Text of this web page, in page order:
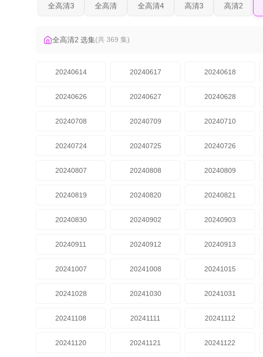
全高清3 全高清 全高清4 高清3 高清2
全高清2 选集(共 369 集)
20240614 20240617 20240618
20240626 20240627 20240628
20240708 20240709 20240710
20240724 20240725 20240726
20240807 20240808 20240809
20240819 20240820 20240821
20240830 20240902 20240903
20240911 20240912 20240913
20241007 20241008 20241015
20241028 20241030 20241031
20241108 20241111 20241112
20241120 20241121 20241122